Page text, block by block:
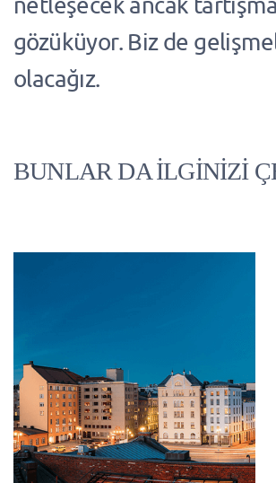
gözüküyor. Biz de
olacağız.
BUNLAR DA İLGİNİZİ